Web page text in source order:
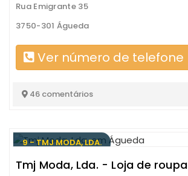
Rua Emigrante 35
3750-301 Águeda
Ver número de telefone
46 comentários
9 - TMJ MODA, LDA.
Tmj Moda, Lda. - Loja de roupa